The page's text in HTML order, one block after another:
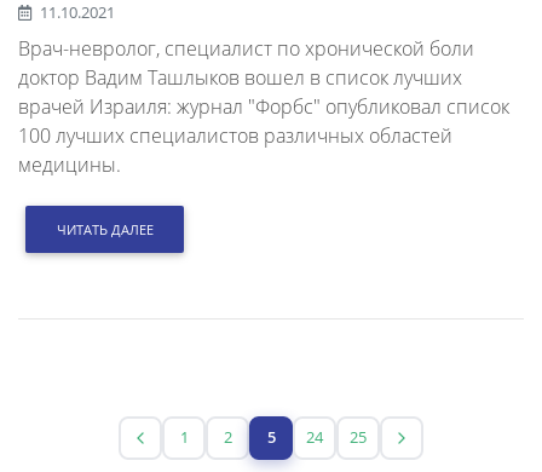
11.10.2021
Врач-невролог, специалист по хронической боли
доктор Вадим Ташлыков вошел в список лучших
врачей Израиля: журнал "Форбс" опубликовал список
100 лучших специалистов различных областей
медицины.
ЧИТАТЬ ДАЛЕЕ
1 2 5 24 25